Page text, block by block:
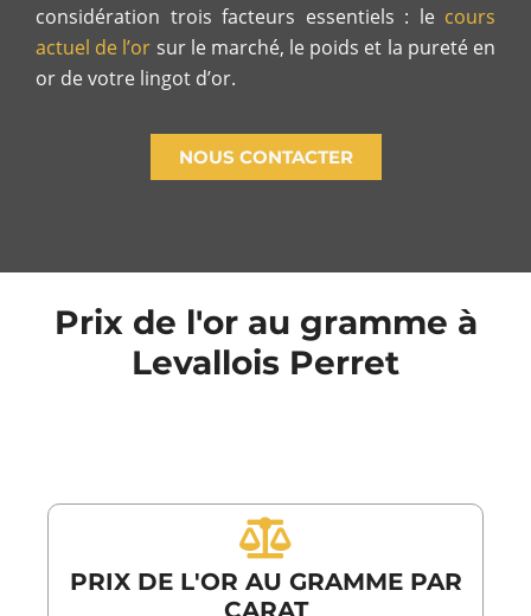
considération trois facteurs essentiels : le cours
actuel de l’or sur le marché, le poids et la pureté en
or de votre lingot d’or.
NOUS CONTACTER
Prix de l'or au gramme à
Levallois Perret
PRIX DE L'OR AU GRAMME PAR
CARAT